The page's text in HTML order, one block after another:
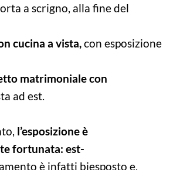
a scrigno, alla fine del
cucina a vista,con esposizione
matrimoniale con
ad est.
l’esposizione è
fortunata: est-
è infatti biesposto e,